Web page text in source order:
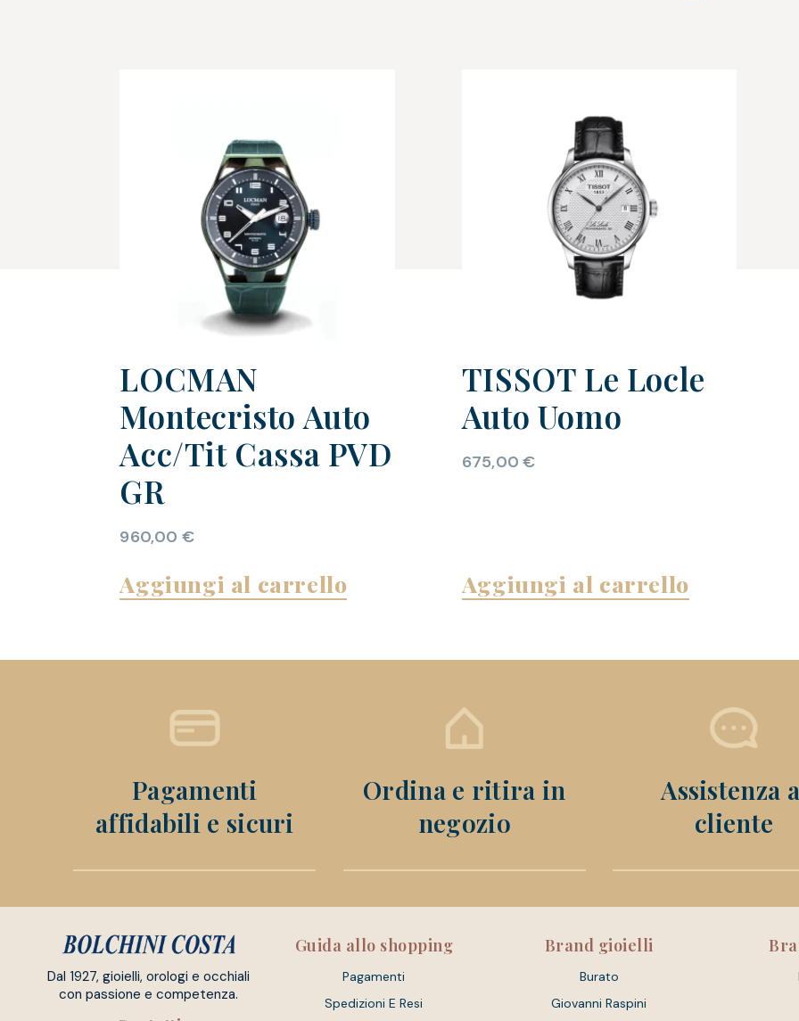
LOCMAN
Montecristo Auto
Acc/Tit Cassa PVD
GR
960,00 €
Aggiungi al carrello
TISSOT Le Locle
Auto Uomo
675,00€
Aggiungi al carrello
Pagamenti
affidabili e sicuri
Ordina e ritira in
negozio
Assistenza
cliente
Dal 1927, gioielli, orologi e occhiali
con passione e competenza.
Guida allo shopping
Pagamenti
Spedizioni E Resi
Brand gioielli
Burato
Giovanni Raspini